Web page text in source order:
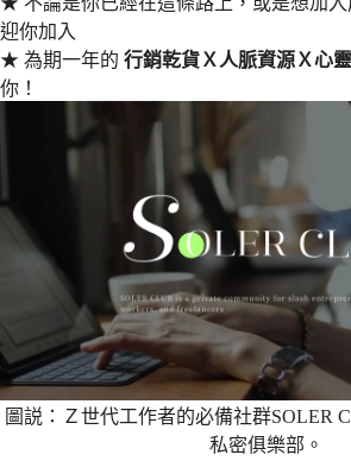
迎你加入
★ 為期一年的 行銷乾貨Ｘ人脈資源Ｘ心
你！
圖説：Ｚ世代工作者的必備社群SOLER
私密俱樂部。